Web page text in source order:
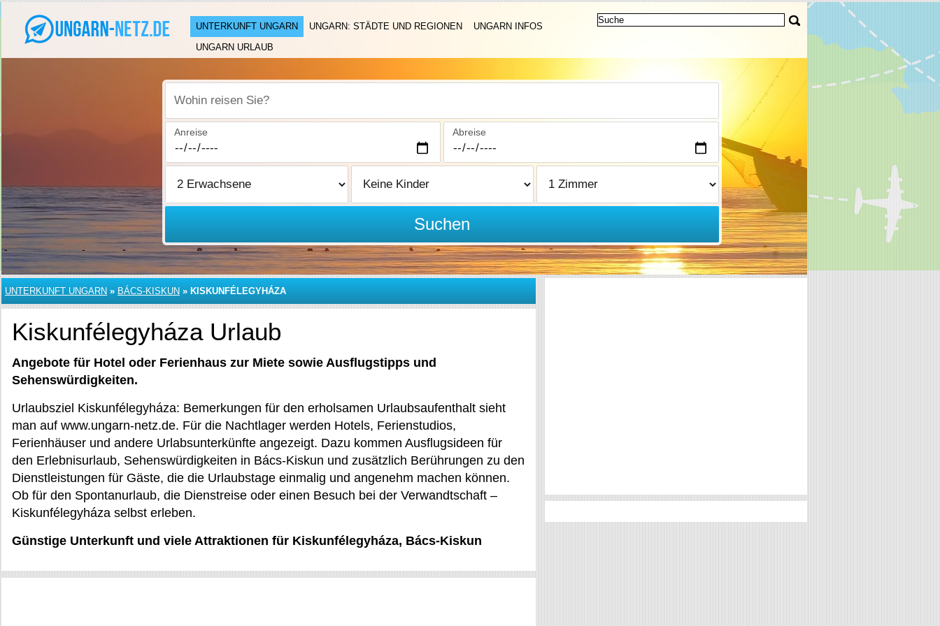
UNTERKUNFT UNGARN UNGARN: STÄDTE UND REGIONEN
UNGARN INFOS
UNGARN URLAUB
Wohin reisen Sie?
Anreise Abreise
Suchen
UNTERKUNFT UNGARN » BÁCS-KISKUN » KISKUNFÉLEGYHÁZA
Kiskunfélegyháza Urlaub
Angebote für Hotel oder Ferienhaus zur Miete sowie Ausflugstipps und
Sehenswürdigkeiten.
Urlaubsziel Kiskunfélegyháza: Bemerkungen für den erholsamen Urlaubsaufenthalt sieht
man auf www.ungarn-netz.de. Für die Nachtlager werden Hotels, Ferienstudios,
Ferienhäuser und andere Urlabsunterkünfte angezeigt. Dazu kommen Ausflugsideen für
den Erlebnisurlaub, Sehenswürdigkeiten in Bács-Kiskun und zusätzlich Berührungen zu den
Dienstleistungen für Gäste, die die Urlaubstage einmalig und angenehm machen können.
Ob für den Spontanurlaub, die Dienstreise oder einen Besuch bei der Verwandtschaft –
Kiskunfélegyháza selbst erleben.
Günstige Unterkunft und viele Attraktionen für Kiskunfélegyháza, Bács-Kiskun